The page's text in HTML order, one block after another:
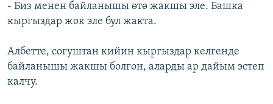
- Биз менен байланышы өтө жакшы эле. Башка
кыргыздар жок эле бул жакта.
Албетте, согуштан кийин кыргыздар келгенде
байланышы жакшы болгон, аларды ар дайым эстеп
калчу.